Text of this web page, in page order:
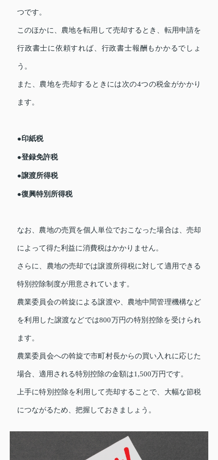
つです。
このほかに、農地を転用して売却するとき、転用申請を
行政書士に依頼すれば、行政書士報酬もかかるでしょ
う。
また、農地を売却するときには次の4つの税金がかかり
ます。
●印紙税
●登録免許税
●譲渡所得税
●復興特別所得税
なお、農地の売買を個人単位でおこなった場合は、売却
によって得た利益に消費税はかかりません。
さらに、農地の売却では譲渡所得税に対して適用できる
特別控除制度が用意されています。
農業委員会の斡旋による譲渡や、農地中間管理機構など
を利用した譲渡などでは800万円の特別控除を受けられ
ます。
農業委員会への斡旋で市町村長からの買い入れに応じた
場合、適用される特別控除の金額は1,500万円です。
上手に特別控除を利用して売却することで、大幅な節税
につながるため、把握しておきましょう。